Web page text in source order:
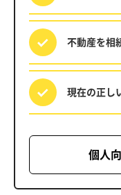
不動産を相
現在の正し
個人